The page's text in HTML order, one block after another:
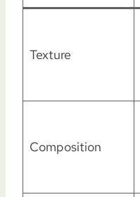
Texture
Composition